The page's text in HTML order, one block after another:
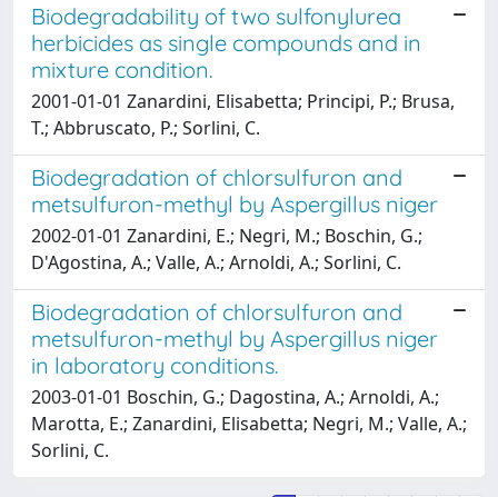
Biodegradability of two sulfonylurea
herbicides as single compounds and in
mixture condition.
2001-01-01 Zanardini, Elisabetta; Principi, P.; Brusa,
T.; Abbruscato, P.; Sorlini, C.
Biodegradation of chlorsulfuron and
metsulfuron-methyl by Aspergillus niger
2002-01-01 Zanardini, E.; Negri, M.; Boschin, G.;
D'Agostina, A.; Valle, A.; Arnoldi, A.; Sorlini, C.
Biodegradation of chlorsulfuron and
metsulfuron-methyl by Aspergillus niger
in laboratory conditions.
2003-01-01 Boschin, G.; Dagostina, A.; Arnoldi, A.;
Marotta, E.; Zanardini, Elisabetta; Negri, M.; Valle, A.;
Sorlini, C.